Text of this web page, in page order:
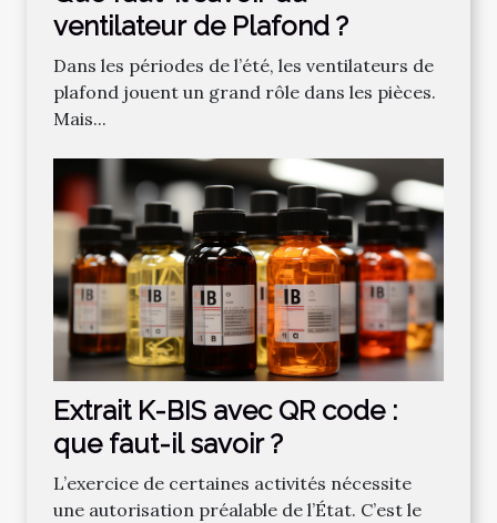
ventilateur de Plafond ?
Dans les périodes de l’été, les ventilateurs de
plafond jouent un grand rôle dans les pièces.
Mais...
Extrait K-BIS avec QR code :
que faut-il savoir ?
L’exercice de certaines activités nécessite
une autorisation préalable de l’État. C’est le